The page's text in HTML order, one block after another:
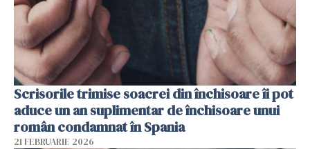
Scrisorile trimise soacrei din închisoare îi pot
aduce un an suplimentar de închisoare unui
român condamnat în Spania
21 FEBRUARIE 2026